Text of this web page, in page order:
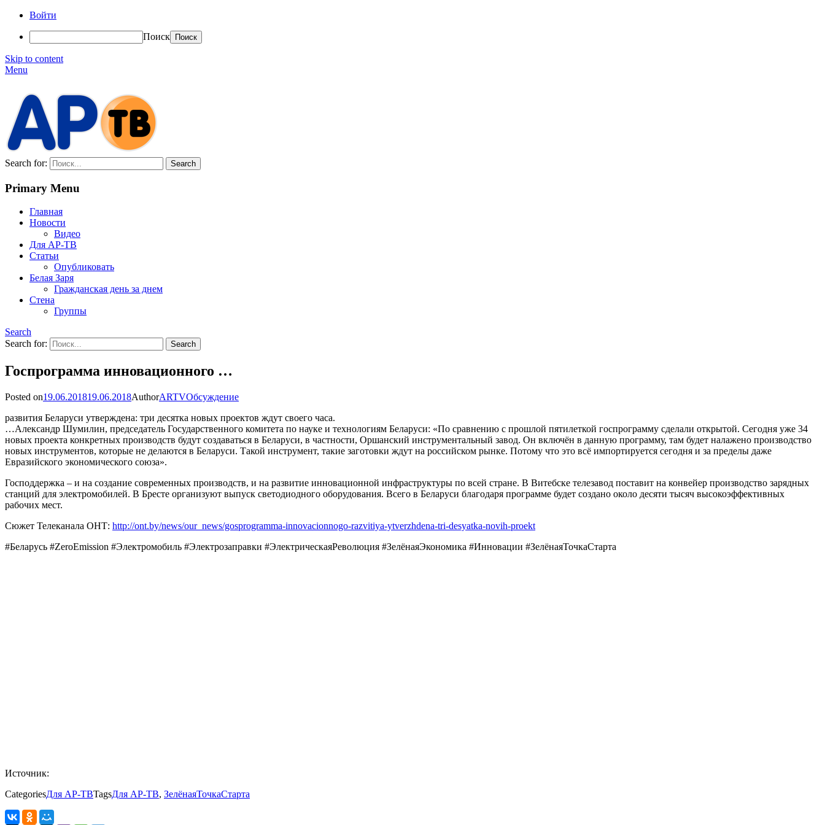
Войти
Поиск
Skip to content
Menu
Search for:
Primary Menu
Главная
Новости
Видео
Для АР-ТВ
Статьи
Опубликовать
Белая Заря
Гражданская день за днем
Стена
Группы
Search
Search for:
Госпрограмма инновационного …
Posted on19.06.201819.06.2018AuthorARTVОбсуждение
развития Беларуси утверждена: три десятка новых проектов ждут своего часа.
…Александр Шумилин, председатель Государственного комитета по науке и технологиям Беларуси: «По сравнению с прошлой пятилеткой госпрограмму сделали открытой. Сегодня уже 34
новых проекта конкретных производств будут создаваться в Беларуси, в частности, Оршанский инструментальный завод. Он включён в данную программу, там будет налажено производство
новых инструментов, которые не делаются в Беларуси. Такой инструмент, такие заготовки ждут на российском рынке. Потому что это всё импортируется сегодня и за пределы даже
Евразийского экономического союза».
Господдержка – и на создание современных производств, и на развитие инновационной инфраструктуры по всей стране. В Витебске телезавод поставит на конвейер производство зарядных
станций для электромобилей. В Бресте организуют выпуск светодиодного оборудования. Всего в Беларуси благодаря программе будет создано около десяти тысяч высокоэффективных
рабочих мест.
Сюжет Телеканала ОНТ: http://ont.by/news/our_news/gosprogramma-innovacionnogo-razvitiya-ytverzhdena-tri-desyatka-novih-proekt
#Беларусь #ZeroEmission #Электромобиль #Электрозаправки #ЭлектрическаяРеволюция #ЗелёнаяЭкономика #Инновации #ЗелёнаяТочкаСтарта
Источник:
CategoriesДля АР-ТВTagsДля АР-ТВ, ЗелёнаяТочкаСтарта